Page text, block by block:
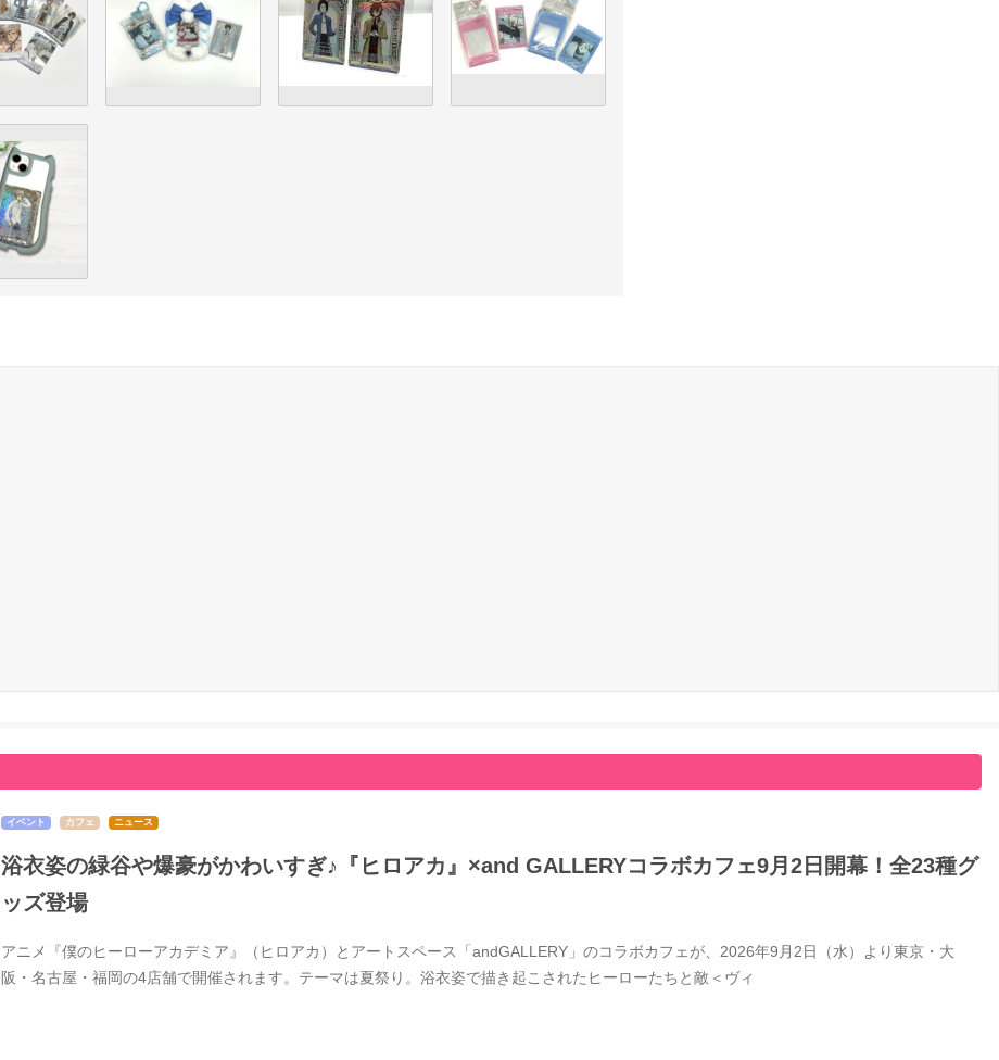
イベント カフェ ニュース
浴衣姿の緑谷や爆豪がかわいすぎ♪『ヒロアカ』×and GALLERYコラボカフェ9月2日開幕！全23種グ
ッズ登場
アニメ『僕のヒーローアカデミア』（ヒロアカ）とアートスペース「andGALLERY」のコラボカフェが、2026年9月2日（水）より東京・大
阪・名古屋・福岡の4店舗で開催されます。テーマは夏祭り。浴衣姿で描き起こされたヒーローたちと敵＜ヴィ